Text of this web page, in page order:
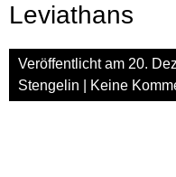
Leviathans
Veröffentlicht am 20.
Stengelin
Keine